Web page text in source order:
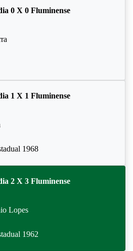
0 X 0 Fluminense
1 X 1 Fluminense
1968
2 X 3 Fluminense
Lopes
1962